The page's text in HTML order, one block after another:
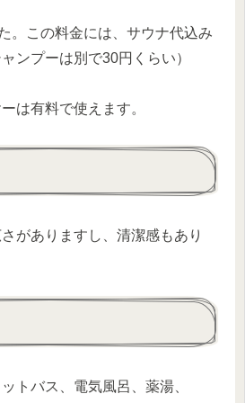
。この料金には、サウナ代込み
ンプーは別で30円くらい）
は有料で使えます。
がありますし、清潔感もあり
トバス、電気風呂、薬湯、